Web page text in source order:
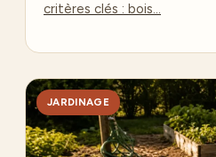
critères clés : bois…
JARDINAGE